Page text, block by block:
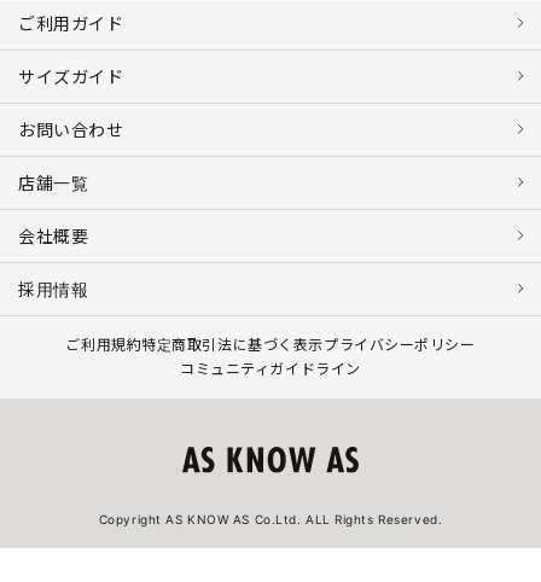
ご利用ガイド
サイズガイド
お問い合わせ
店舗一覧
会社概要
採用情報
ご利用規約特定商取引法に基づく表示プライバシーポリシー
コミュニティガイドライン
Copyright AS KNOW AS Co.Ltd. ALL Rights Reserved.